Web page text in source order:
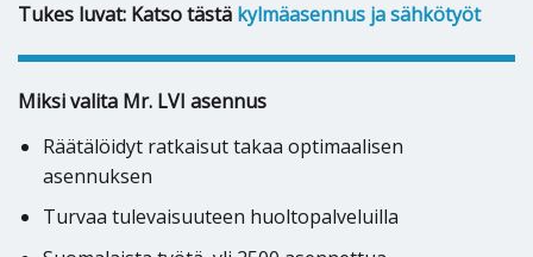
Tukes luvat: Katso tästä kylmäasennus ja sähkötyöt
Miksi valita Mr. LVI asennus
Räätälöidyt ratkaisut takaa optimaalisen
asennuksen
Turvaa tulevaisuuteen huoltopalveluilla